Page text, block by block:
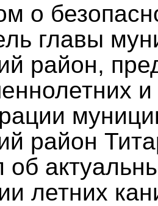
о
главы
район,
район
об
летних